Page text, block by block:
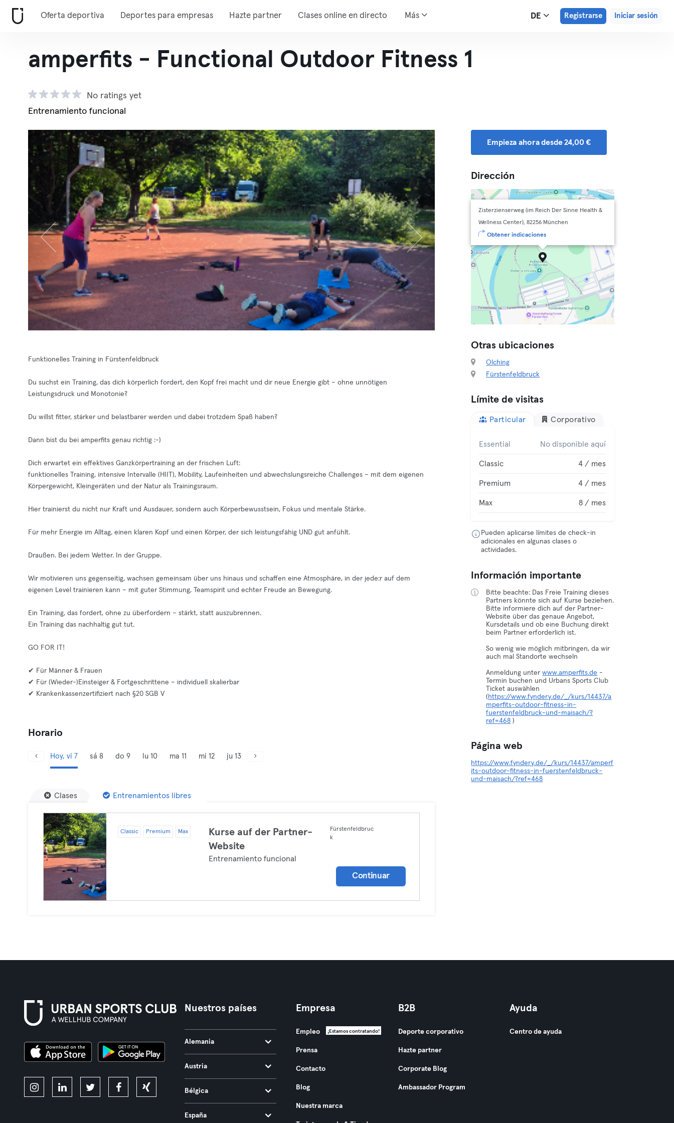
Oferta deportiva Deportes para empresas Hazte partner Clases online en directo Más DE Registrarse Iniciar sesión
amperfits - Functional Outdoor Fitness 1
No ratings yet
Entrenamiento funcional
Funktionelles Training in Fürstenfeldbruck
Du suchst ein Training, das dich körperlich fordert, den Kopf frei macht und dir neue Energie gibt – ohne unnötigen
Leistungsdruck und Monotonie?
Du willst fitter, stärker und belastbarer werden und dabei trotzdem Spaß haben?
Dann bist du bei amperfits genau richtig :-)
Dich erwartet ein effektives Ganzkörpertraining an der frischen Luft:
funktionelles Training, intensive Intervalle (HIIT), Mobility, Laufeinheiten und abwechslungsreiche Challenges – mit dem eigenen
Körpergewicht, Kleingeräten und der Natur als Trainingsraum.
Hier trainierst du nicht nur Kraft und Ausdauer, sondern auch Körperbewusstsein, Fokus und mentale Stärke.
Für mehr Energie im Alltag, einen klaren Kopf und einen Körper, der sich leistungsfähig UND gut anfühlt.
Draußen. Bei jedem Wetter. In der Gruppe.
Wir motivieren uns gegenseitig, wachsen gemeinsam über uns hinaus und schaffen eine Atmosphäre, in der jede:r auf dem
eigenen Level trainieren kann – mit guter Stimmung, Teamspirit und echter Freude an Bewegung.
Ein Training, das fordert, ohne zu überfordern – stärkt, statt auszubrennen.
Ein Training das nachhaltig gut tut.
GO FOR IT!
✔ Für Männer & Frauen
✔ Für (Wieder-)Einsteiger & Fortgeschrittene – individuell skalierbar
✔ Krankenkassenzertifiziert nach §20 SGB V
Horario
Hoy, vi 7 sá 8 do 9 lu 10 ma 11 mi 12 ju 13
Clases Entrenamientos libres
Classic Premium Max
Kurse auf der Partner-
Website
Entrenamiento funcional
Fürstenfeldbruc
k
Continuar
Empieza ahora desde 24,00 €
Dirección
Zisterzienserweg (im Reich Der Sinne Health &
Wellness Center), 82256 München
Obtener indicaciones
Otras ubicaciones
Olching
Fürstenfeldbruck
Límite de visitas
Particular Corporativo
Essential No disponible aquí
Classic 4 / mes
Premium 4 / mes
Max 8 / mes
Pueden aplicarse límites de check-in
adicionales en algunas clases o
actividades.
Información importante
Bitte beachte: Das Freie Training dieses
Partners könnte sich auf Kurse beziehen.
Bitte informiere dich auf der Partner-
Website über das genaue Angebot,
Kursdetails und ob eine Buchung direkt
beim Partner erforderlich ist.
So wenig wie möglich mitbringen, da wir
auch mal Standorte wechseln
Anmeldung unterwww.amperfits.de -
Termin buchen und Urbans Sports Club
Ticket auswählen
( https://www.fyndery.de/_/kurs/14437/a
mperfits-outdoor-fitness-in-
fuerstenfeldbruck-und-maisach/?
ref=468 )
Página web
https://www.fyndery.de/_/kurs/14437/amperf
its-outdoor-fitness-in-fuerstenfeldbruck-
und-maisach/?ref=468
Nuestros países
Alemania
Austria
Bélgica
España
Empresa
Empleo ¡Estamos contratando!
Prensa
Contacto
Blog
Nuestra marca
B2B
Deporte corporativo
Hazte partner
Corporate Blog
Ambassador Program
Ayuda
Centro de ayuda